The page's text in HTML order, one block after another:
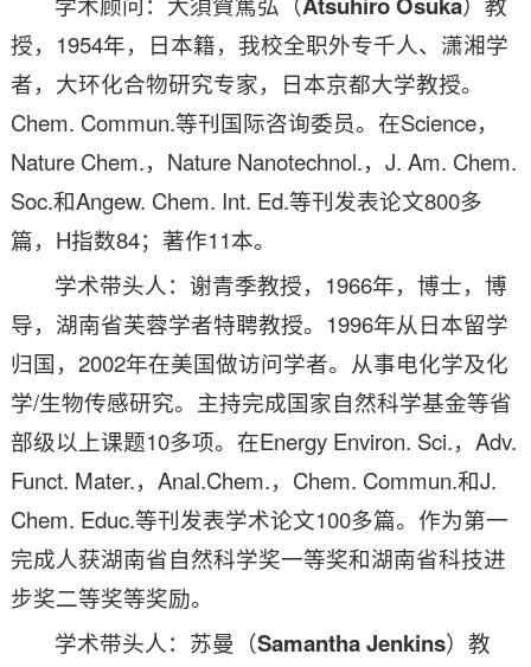
授，1954年，日本籍，我校全职外专千人、潇湘学
者，大环化合物研究专家，日本京都大学教授。
Chem. Commun.等刊国际咨询委员。在Science，
Nature Chem.，Nature Nanotechnol.，J. Am. Chem.
Soc.和Angew. Chem. Int. Ed.等刊发表论文800多
篇，H指数84；著作11本。
学术带头人：谢青季教授，1966年，博士，博
导，湖南省芙蓉学者特聘教授。1996年从日本留学
归国，2002年在美国做访问学者。从事电化学及化
学/生物传感研究。主持完成国家自然科学基金等省
部级以上课题10多项。在Energy Environ. Sci.，Adv.
Funct. Mater.，Anal.Chem.，Chem. Commun.和J.
Chem. Educ.等刊发表学术论文100多篇。作为第一
完成人获湖南省自然科学奖一等奖和湖南省科技进
步奖二等奖等奖励。
学术带头人：苏曼（Samantha Jenkins）教